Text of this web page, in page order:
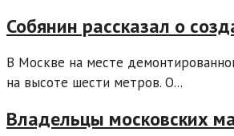
Собянин рассказал о
В Москве на месте
на высоте шести метров. О...
Владельцы московских